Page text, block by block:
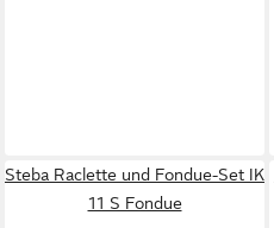
Steba Raclette und Fondue-Set IK
11 S Fondue